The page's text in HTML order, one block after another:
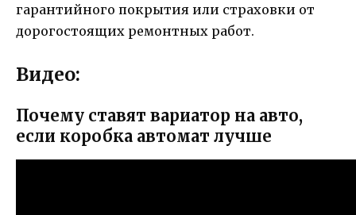
гарантийного покрытия или страховки от
дорогостоящих ремонтных работ.
Видео:
Почему ставят вариатор на авто,
если коробка автомат лучше